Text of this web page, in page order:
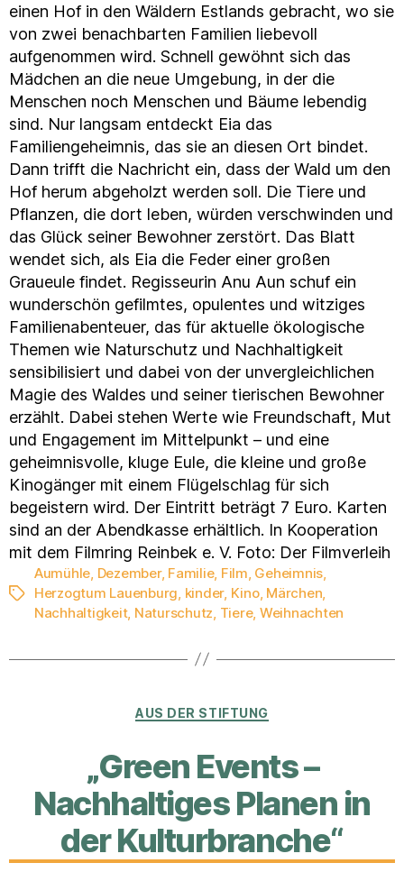
einen Hof in den Wäldern Estlands gebracht, wo sie
von zwei benachbarten Familien liebevoll
aufgenommen wird. Schnell gewöhnt sich das
Mädchen an die neue Umgebung, in der die
Menschen noch Menschen und Bäume lebendig
sind. Nur langsam entdeckt Eia das
Familiengeheimnis, das sie an diesen Ort bindet.
Dann trifft die Nachricht ein, dass der Wald um den
Hof herum abgeholzt werden soll. Die Tiere und
Pflanzen, die dort leben, würden verschwinden und
das Glück seiner Bewohner zerstört. Das Blatt
wendet sich, als Eia die Feder einer großen
Graueule findet. Regisseurin Anu Aun schuf ein
wunderschön gefilmtes, opulentes und witziges
Familienabenteuer, das für aktuelle ökologische
Themen wie Naturschutz und Nachhaltigkeit
sensibilisiert und dabei von der unvergleichlichen
Magie des Waldes und seiner tierischen Bewohner
erzählt. Dabei stehen Werte wie Freundschaft, Mut
und Engagement im Mittelpunkt – und eine
geheimnisvolle, kluge Eule, die kleine und große
Kinogänger mit einem Flügelschlag für sich
begeistern wird. Der Eintritt beträgt 7 Euro. Karten
sind an der Abendkasse erhältlich. In Kooperation
mit dem Filmring Reinbek e. V. Foto: Der Filmverleih
Schlagwörter
Aumühle, Dezember, Familie, Film, Geheimnis,
Herzogtum Lauenburg, kinder, Kino, Märchen,
Nachhaltigkeit, Naturschutz, Tiere, Weihnachten
Kategorien
AUS DER STIFTUNG
„Green Events –
Nachhaltiges Planen in
der Kulturbranche“